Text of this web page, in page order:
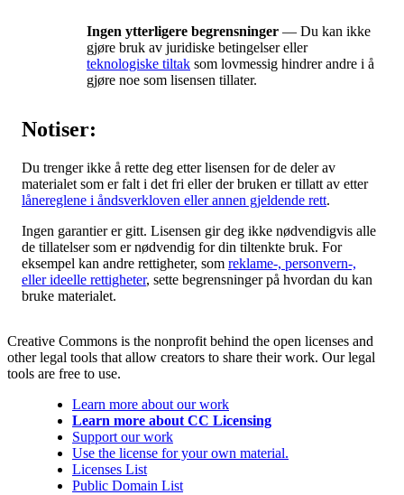
Ingen ytterligere begrensninger — Du kan ikke
gjøre bruk av juridiske betingelser eller
teknologiske tiltak som lovmessig hindrer andre i å
gjøre noe som lisensen tillater.
Notiser:
Du trenger ikke å rette deg etter lisensen for de deler av
materialet som er falt i det fri eller der bruken er tillatt av etter
lånereglene i åndsverkloven eller annen gjeldende rett.
Ingen garantier er gitt. Lisensen gir deg ikke nødvendigvis alle
de tillatelser som er nødvendig for din tiltenkte bruk. For
eksempel kan andre rettigheter, som reklame-, personvern-,
eller ideelle rettigheter, sette begrensninger på hvordan du kan
bruke materialet.
Creative Commons is the nonprofit behind the open licenses and
other legal tools that allow creators to share their work. Our legal
tools are free to use.
Learn more about our work
Learn more about CC Licensing
Support our work
Use the license for your own material.
Licenses List
Public Domain List